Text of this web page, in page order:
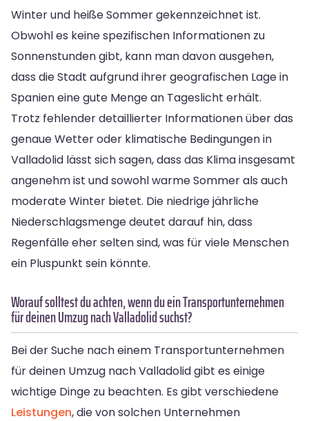
Winter und heiße Sommer gekennzeichnet ist.
Obwohl es keine spezifischen Informationen zu
Sonnenstunden gibt, kann man davon ausgehen,
dass die Stadt aufgrund ihrer geografischen Lage in
Spanien eine gute Menge an Tageslicht erhält.
Trotz fehlender detaillierter Informationen über das
genaue Wetter oder klimatische Bedingungen in
Valladolid lässt sich sagen, dass das Klima insgesamt
angenehm ist und sowohl warme Sommer als auch
moderate Winter bietet. Die niedrige jährliche
Niederschlagsmenge deutet darauf hin, dass
Regenfälle eher selten sind, was für viele Menschen
ein Pluspunkt sein könnte.
Worauf solltest du achten, wenn du ein Transportunternehmen
für deinen Umzug nach Valladolid suchst?
Bei der Suche nach einem Transportunternehmen
für deinen Umzug nach Valladolid gibt es einige
wichtige Dinge zu beachten. Es gibt verschiedene
Leistungen, die von solchen Unternehmen